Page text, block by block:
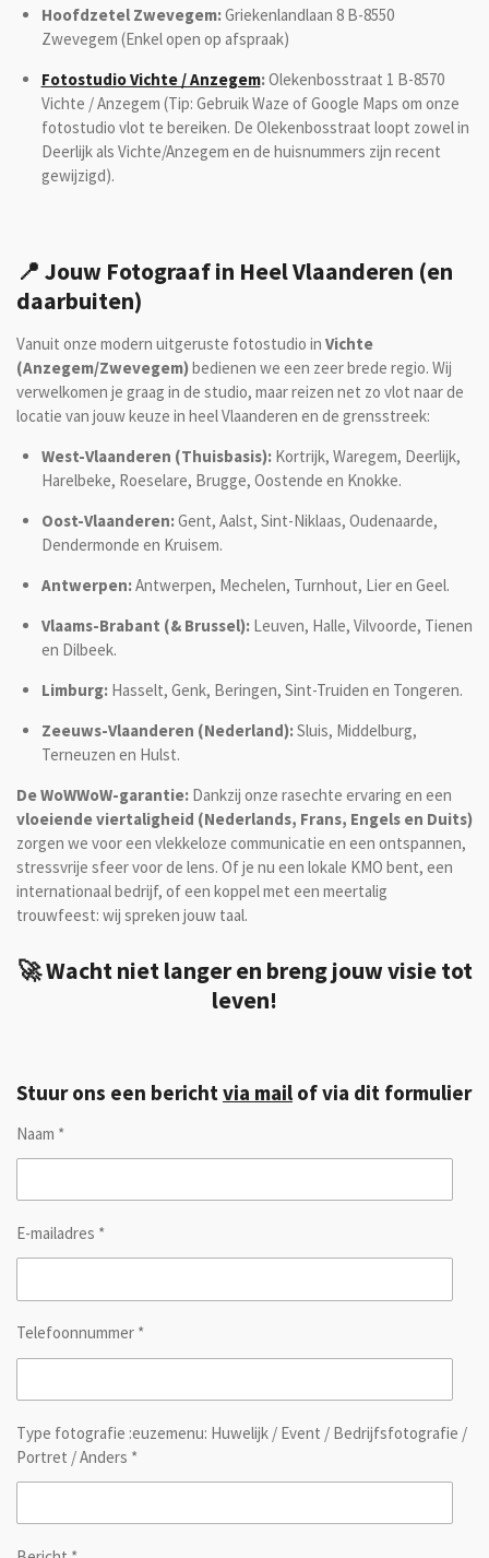
Hoofdzetel Zwevegem:Griekenlandlaan 8 B-8550
Zwevegem (Enkel open op afspraak)
Fotostudio Vichte / Anzegem:Olekenbosstraat 1 B-8570
Vichte / Anzegem (Tip: Gebruik Waze of Google Maps om onze
fotostudio vlot te bereiken. De Olekenbosstraat loopt zowel in
Deerlijk als Vichte/Anzegem en de huisnummers zijn recent
gewijzigd).
📍 Jouw Fotograaf in Heel Vlaanderen (en
daarbuiten)
Vanuit onze modern uitgeruste fotostudio in Vichte
(Anzegem/Zwevegem)bedienen we een zeer brede regio. Wij
verwelkomen je graag in de studio, maar reizen net zo vlot naar de
locatie van jouw keuze in heel Vlaanderen en de grensstreek:
West-Vlaanderen (Thuisbasis):Kortrijk, Waregem, Deerlijk,
Harelbeke, Roeselare, Brugge, Oostende en Knokke.
Oost-Vlaanderen:Gent, Aalst, Sint-Niklaas, Oudenaarde,
Dendermonde en Kruisem.
Antwerpen:Antwerpen, Mechelen, Turnhout, Lier en Geel.
Vlaams-Brabant (& Brussel):Leuven, Halle, Vilvoorde, Tienen
en Dilbeek.
Limburg:Hasselt, Genk, Beringen, Sint-Truiden en Tongeren.
Zeeuws-Vlaanderen (Nederland):Sluis, Middelburg,
Terneuzen en Hulst.
De WoWWoW-garantie: Dankzij onze rasechte ervaring en een
vloeiende viertaligheid (Nederlands, Frans, Engels en Duits)
zorgen we voor een vlekkeloze communicatie en een ontspannen,
stressvrije sfeer voor de lens. Of je nu een lokale KMO bent, een
internationaal bedrijf, of een koppel met een meertalig
trouwfeest: wij spreken jouw taal.
🚀 Wacht niet langer en breng jouw visie tot
leven!
Stuur ons een bericht via mail of via dit formulier
Naam *
E-mailadres *
Telefoonnummer *
Type fotografie :euzemenu: Huwelijk / Event / Bedrijfsfotografie /
Portret / Anders *